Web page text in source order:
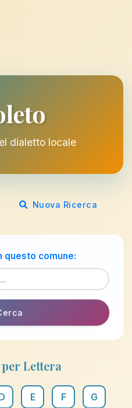
dialetto locale
Nuova Ricerca
questo comune:
Lettera
E F G